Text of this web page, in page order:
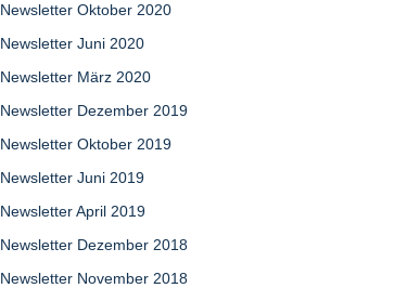
Newsletter Oktober 2020
Newsletter Juni 2020
Newsletter März 2020
Newsletter Dezember 2019
Newsletter Oktober 2019
Newsletter Juni 2019
Newsletter April 2019
Newsletter Dezember 2018
Newsletter November 2018